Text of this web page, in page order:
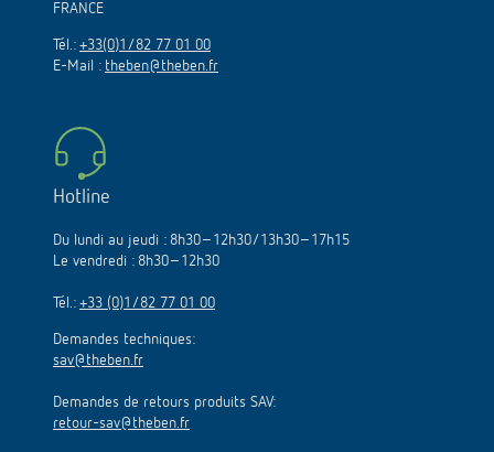
FRANCE
Tél.: +33(0)1/82 77 01 00
E-Mail : theben@theben.fr
Hotline
Du lundi au jeudi : 8h30–12h30/13h30–17h15
Le vendredi : 8h30–12h30
Tél.: +33 (0)1/82 77 01 00
Demandes techniques:
sav@theben.fr
Demandes de retours produits SAV:
retour-sav@theben.fr